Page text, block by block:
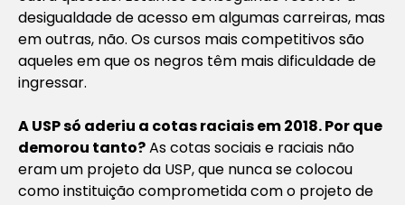
desigualdade de acesso em algumas carreiras, mas
em outras, não. Os cursos mais competitivos são
aqueles em que os negros têm mais dificuldade de
ingressar.
A USP só aderiu a cotas raciais em 2018. Por que
demorou tanto?As cotas sociais e raciais não
eram um projeto da USP, que nunca se colocou
como instituição comprometida com o projeto de